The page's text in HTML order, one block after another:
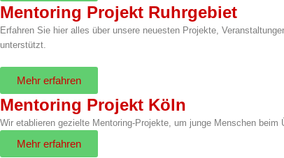
Mentoring Projekt Ruhrgebiet
Erfahren Sie hier alles über unsere neuesten Projekte,
unterstützt.
Mehr erfahren
Mentoring Projekt Köln
Wir etablieren gezielte Mentoring-Projekte, um junge Menschen
Mehr erfahren